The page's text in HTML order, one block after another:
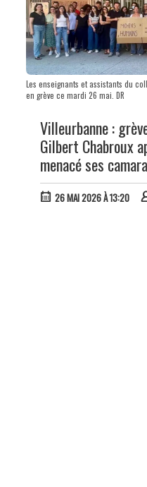
Les enseignants et assistants du
en grève ce mardi 26 mai. DR
Villeurbanne :
Gilbert Chabroux
menacé ses
26 MAI 2026 À 13:20